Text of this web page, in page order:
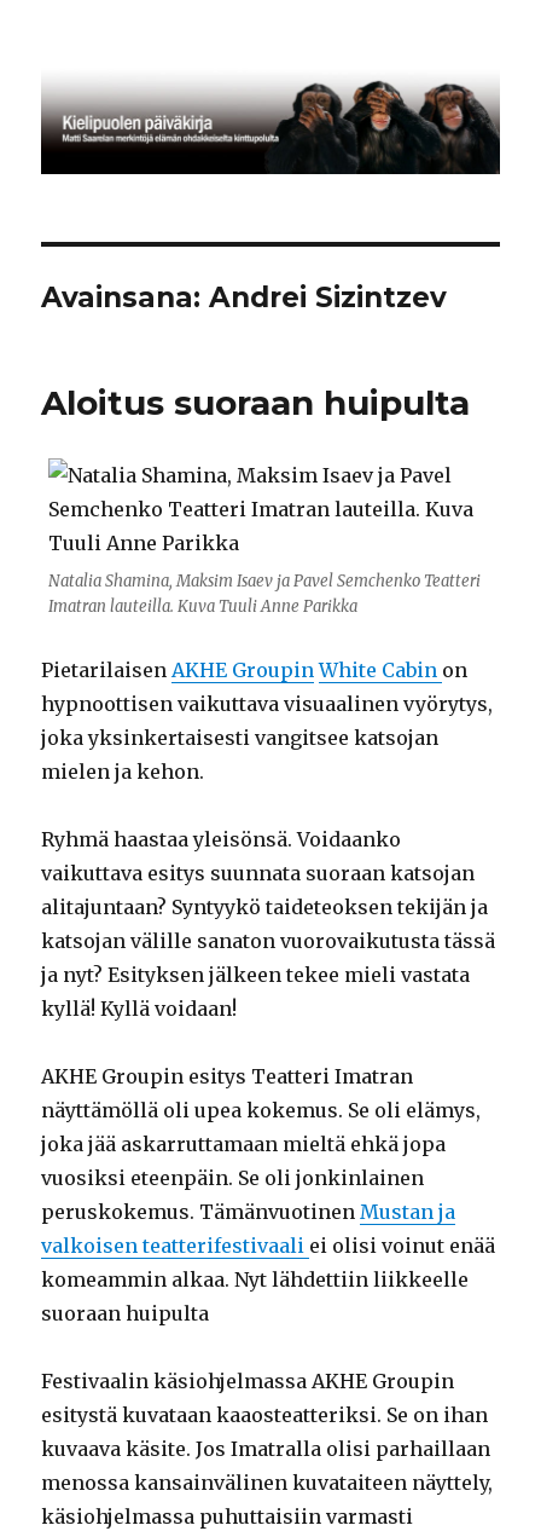
Avainsana:Andrei Sizintzev
Aloitus suoraan huipulta
Natalia Shamina, Maksim Isaev ja Pavel Semchenko Teatteri
Imatran lauteilla. Kuva Tuuli Anne Parikka
PietarilaisenAKHE Groupin White Cabin on
hypnoottisen vaikuttava visuaalinen vyörytys,
joka yksinkertaisesti vangitsee katsojan
mielen ja kehon.
Ryhmä haastaa yleisönsä. Voidaanko
vaikuttava esitys suunnata suoraan katsojan
alitajuntaan? Syntyykö taideteoksen tekijän ja
katsojan välille sanaton vuorovaikutusta tässä
ja nyt? Esityksen jälkeen tekee mieli vastata
kyllä! Kyllä voidaan!
AKHE Groupin esitys Teatteri Imatran
näyttämöllä oli upea kokemus. Se oli elämys,
joka jää askarruttamaan mieltä ehkä jopa
vuosiksi eteenpäin. Se oli jonkinlainen
peruskokemus. TämänvuotinenMustan ja
valkoisen teatterifestivaali ei olisi voinut enää
komeammin alkaa. Nyt lähdettiin liikkeelle
suoraan huipulta
Festivaalin käsiohjelmassa AKHE Groupin
esitystä kuvataan kaaosteatteriksi. Se on ihan
kuvaava käsite. Jos Imatralla olisi parhaillaan
menossa kansainvälinen kuvataiteen näyttely,
käsiohjelmassa puhuttaisiin varmasti